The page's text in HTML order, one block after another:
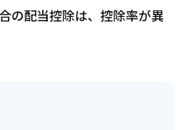
の配当控除は、控除率が異